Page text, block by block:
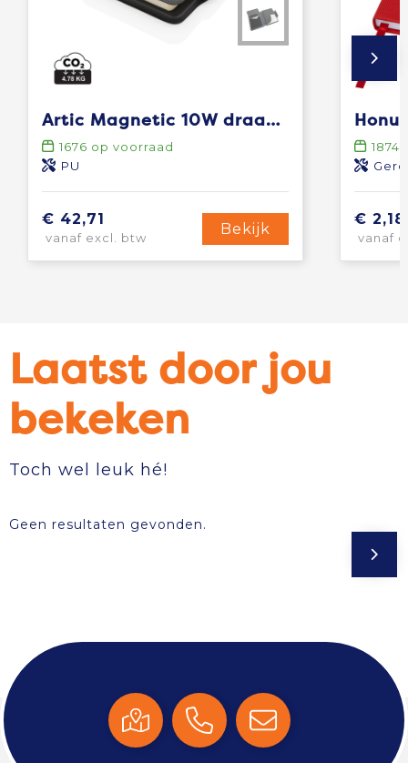
Artic Magnetic 10W draadloos oplaadbaar A5-notitieboek
1676 op voorraad
PU
€ 42,71
vanaf excl. btw
Bekijk
€ 2,18
vanaf
Laatst door jou
bekeken
Toch wel leuk hé!
Geen resultaten gevonden.